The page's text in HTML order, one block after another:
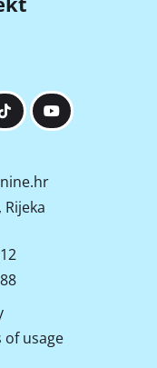
Rijeka
usage